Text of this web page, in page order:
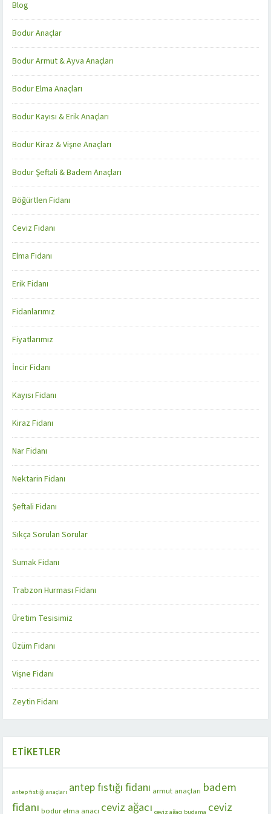
Blog
Bodur Anaçlar
Bodur Armut & Ayva Anaçları
Bodur Elma Anaçları
Bodur Kayısı & Erik Anaçları
Bodur Kiraz & Vişne Anaçları
Bodur Şeftali & Badem Anaçları
Böğürtlen Fidanı
Ceviz Fidanı
Elma Fidanı
Erik Fidanı
Fidanlarımız
Fiyatlarımız
İncir Fidanı
Kayısı Fidanı
Kiraz Fidanı
Nar Fidanı
Nektarin Fidanı
Şeftali Fidanı
Sıkça Sorulan Sorular
Sumak Fidanı
Trabzon Hurması Fidanı
Üretim Tesisimiz
Üzüm Fidanı
Vişne Fidanı
Zeytin Fidanı
ETIKETLER
antep fıstığı anaçları antep fıstığı fidanı armut anaçları badem
fidanı bodur elma anacı ceviz ağacı ceviz ağacı budama ceviz